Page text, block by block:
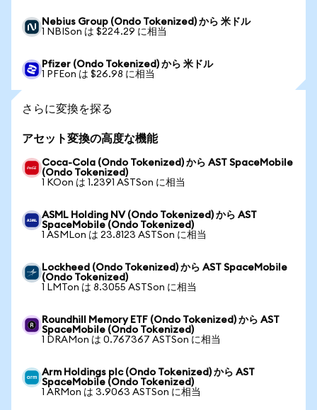
Nebius Group (Ondo Tokenized) から 米ドル
1 NBISon は $224.29 に相当
Pfizer (Ondo Tokenized) から 米ドル
1 PFEon は $26.98 に相当
さらに変換を探る
アセット変換の高度な機能
Coca-Cola (Ondo Tokenized) から AST SpaceMobile
(Ondo Tokenized)
1 KOon は 1.2391 ASTSon に相当
ASML Holding NV (Ondo Tokenized) から AST
SpaceMobile (Ondo Tokenized)
1 ASMLon は 23.8123 ASTSon に相当
Lockheed (Ondo Tokenized) から AST SpaceMobile
(Ondo Tokenized)
1 LMTon は 8.3055 ASTSon に相当
Roundhill Memory ETF (Ondo Tokenized) から AST
SpaceMobile (Ondo Tokenized)
1 DRAMon は 0.767367 ASTSon に相当
Arm Holdings plc (Ondo Tokenized) から AST
SpaceMobile (Ondo Tokenized)
1 ARMon は 3.9063 ASTSon に相当